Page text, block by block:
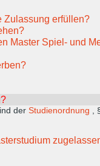
Zulassung erfüllen?
Master Spiel- und
der Studienordnung ,